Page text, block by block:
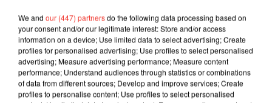
We and our (447) partnersdo the following data processing based on
your consent and/or our legitimate interest: Store and/or access
information on a device; Use limited data to select advertising; Create
profiles for personalised advertising; Use profiles to select personalised
advertising; Measure advertising performance; Measure content
performance; Understand audiences through statistics or combinations
of data from different sources; Develop and improve services; Create
profiles to personalise content; Use profiles to select personalised